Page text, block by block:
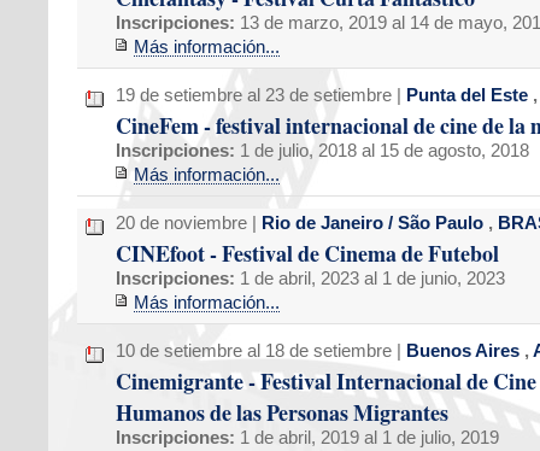
Inscripciones: 13 de marzo, 2019 al 14 de mayo,
Más información...
19 de setiembre al 23 de setiembre | Punta del Este
CineFem - festival internacional de cine de la
Inscripciones: 1 de julio, 2018 al 15 de agosto, 2018
Más información...
20 de noviembre | Rio de Janeiro / São Paulo ,
CINEfoot - Festival de Cinema de Futebol
Inscripciones: 1 de abril, 2023 al 1 de junio, 2023
Más información...
10 de setiembre al 18 de setiembre | Buenos Aires ,
Cinemigrante - Festival Internacional de
Humanos de las Personas Migrantes
Inscripciones: 1 de abril, 2019 al 1 de julio, 2019